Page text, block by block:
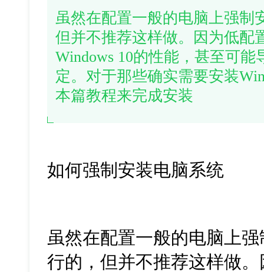
虽然在配置一般的电脑上强制
但并不推荐这样做。因为低配
Windows 10的性能，甚至可
定。对于那些确实需要安装
本篇教程来完成安装
如何强制安装电脑系统
虽然在配置一般的电脑上
行的，但并不推荐这样做